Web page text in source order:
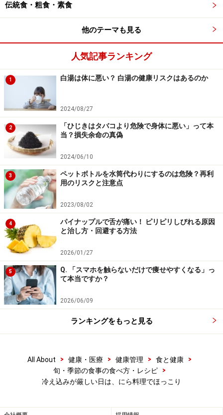
伝統食・粗食・素食
他のテーマも見る
人気記事ランキング
1 白湯は体に悪い？ 白湯の健康リスクはあるのか
2024/08/27
2
「ひじきはタバコより危険で身体に悪い」って本
当？損失余命の真偽
2024/06/10
3
ペットボトルを水筒代わりにするのは危険？再利
用のリスクと注意点
2023/08/02
4
パイナップルで舌が痛い！ ピリピリしびれる原因
と治し方・回避する方法
2026/01/27
5
Q. 「スマホを触らないだけで痩せやすくなる」っ
て本当ですか？
2026/06/09
ランキングをもっと見る
All About > 健康・医療 > 健康管理 > 食と健康
>
旬・季節の食事の食べ方・レシピ
>
冷え込みが厳しい日は、にら料理でほっこり